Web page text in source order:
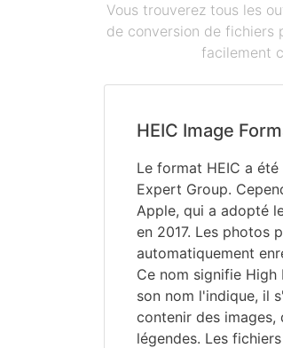
Vous trouverez tous les
de conversion de fichiers
facilement
HEIC Image
Le format HEIC a
Expert Group.
Apple, qui a adopté
en 2017. Les photos
automatiquement
Ce nom signifie
son nom l'indique, il
contenir des
légendes. Les